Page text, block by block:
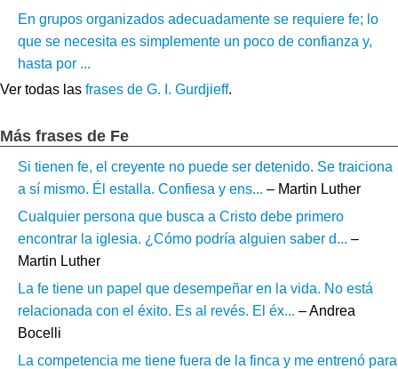
En grupos organizados adecuadamente se requiere fe; lo
que se necesita es simplemente un poco de confianza y,
hasta por ...
Ver todas las frases de G. I. Gurdjieff.
Más frases de Fe
Si tienen fe, el creyente no puede ser detenido. Se traiciona
a sí mismo. Él estalla. Confiesa y ens... – Martin Luther
Cualquier persona que busca a Cristo debe primero
encontrar la iglesia. ¿Cómo podría alguien saber d... –
Martin Luther
La fe tiene un papel que desempeñar en la vida. No está
relacionada con el éxito. Es al revés. El éx... – Andrea
Bocelli
La competencia me tiene fuera de la finca y me entrenó para